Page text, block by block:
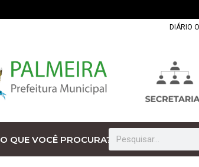
DIÁRIO
O QUE VOCÊ PROCURA?